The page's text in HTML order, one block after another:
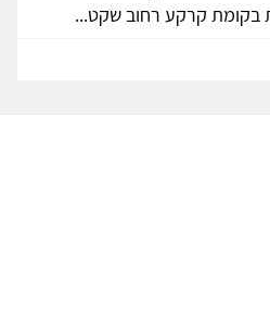
בקומת קרקע רחוב שקט...